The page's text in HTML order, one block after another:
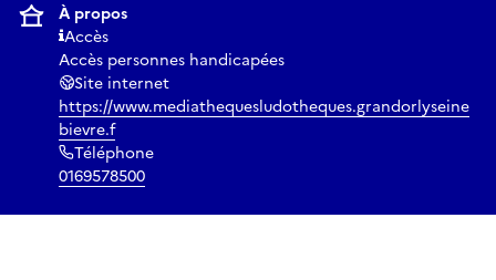
À propos
Accès
Accès personnes handicapées
Site internet
https://www.mediathequesludotheques.grandorlyseine
bievre.f
Téléphone
0169578500